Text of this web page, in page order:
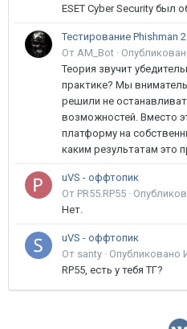
ESET Cyber Security был
От AM_Bot ·
Теория звучит
практике? Мы
решили не
возможностей. Вместо
платформу на
каким результатам
uVS - оффтопик
От PR55.RP55 ·
Нет.
uVS - оффтопик
От santy · Опубликовано
RP55, есть у тебя ТГ?